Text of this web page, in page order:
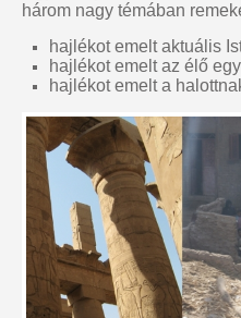
három nagy témában
hajlékot emelt aktuális
hajlékot emelt az élő
hajlékot emelt a